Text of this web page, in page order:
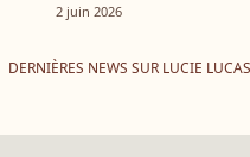
éprouvante
2 juin 2026
DERNIÈRES NEWS SUR LUCIE LUCAS